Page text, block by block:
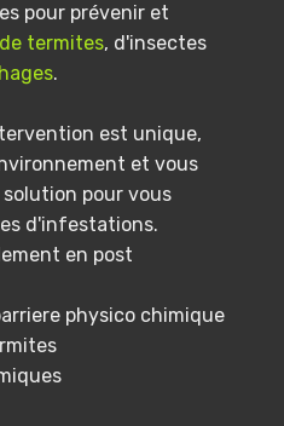
pour prévenir et
termites, d'insectes
.
est unique,
et vous
pour vous
d'infestations.
en post
physico chimique